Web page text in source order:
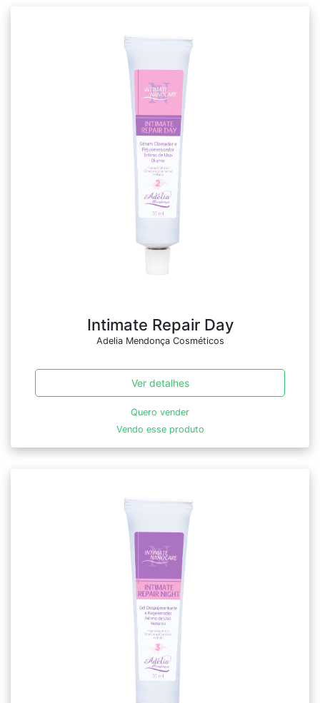
Intimate Repair Day
Adelia Mendonça Cosméticos
Ver detalhes
Quero vender
Vendo esse produto